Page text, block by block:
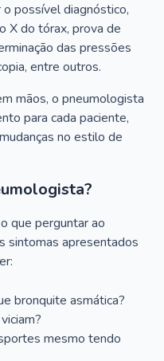
possível diagnóstico,
X do tórax, prova de
das pressões
entre outros.
mãos, o pneumologista
para cada paciente,
no estilo de
que perguntar ao
sintomas apresentados
bronquite asmática?
mesmo tendo